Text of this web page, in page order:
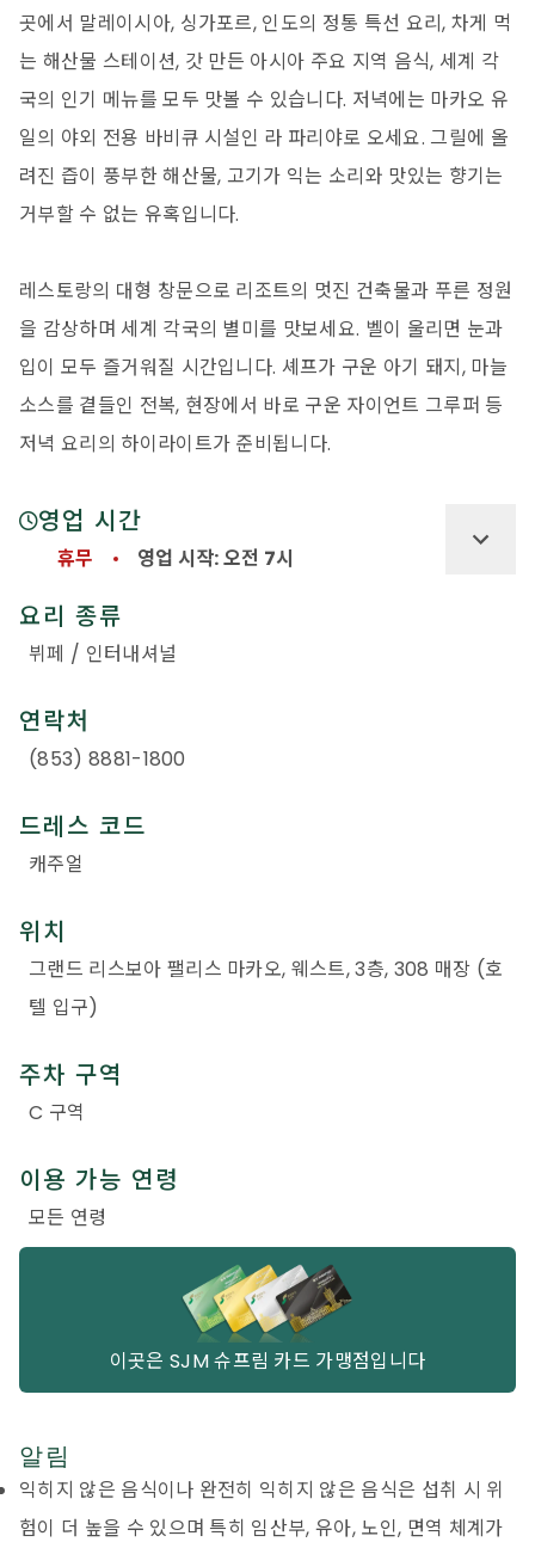
곳에서 말레이시아, 싱가포르, 인도의 정통 특선 요리, 차게 먹
는 해산물 스테이션, 갓 만든 아시아 주요 지역 음식, 세계 각
국의 인기 메뉴를 모두 맛볼 수 있습니다. 저녁에는 마카오 유
일의 야외 전용 바비큐 시설인 라 파리야로 오세요. 그릴에 올
려진 즙이 풍부한 해산물, 고기가 익는 소리와 맛있는 향기는
거부할 수 없는 유혹입니다.
레스토랑의 대형 창문으로 리조트의 멋진 건축물과 푸른 정원
을 감상하며 세계 각국의 별미를 맛보세요. 벨이 울리면 눈과
입이 모두 즐거워질 시간입니다. 셰프가 구운 아기 돼지, 마늘
소스를 곁들인 전복, 현장에서 바로 구운 자이언트 그루퍼 등
저녁 요리의 하이라이트가 준비됩니다.
영업 시간
휴무 영업 시작: 오전 7시
요리 종류
뷔페 / 인터내셔널
연락처
(853) 8881-1800
드레스 코드
캐주얼
위치
그랜드 리스보아 팰리스 마카오, 웨스트, 3층, 308 매장 (호
텔 입구)
주차 구역
C 구역
이용 가능 연령
모든 연령
이곳은 SJM 슈프림 카드 가맹점입니다
알림
익히지 않은 음식이나 완전히 익히지 않은 음식은 섭취 시 위
험이 더 높을 수 있으며 특히 임산부, 유아, 노인, 면역 체계가